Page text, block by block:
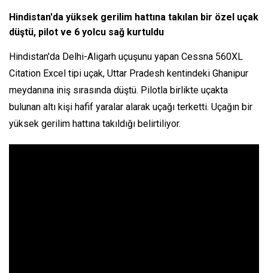
Hindistan'da yüksek gerilim hattına takılan bir özel uçak
düştü, pilot ve 6 yolcu sağ kurtuldu
Hindistan'da Delhi-Aligarh uçuşunu yapan Cessna 560XL
Citation Excel tipi uçak, Uttar Pradesh kentindeki Ghanipur
meydanına iniş sırasında düştü. Pilotla birlikte uçakta
bulunan altı kişi hafif yaralar alarak uçağı terketti. Uçağın bir
yüksek gerilim hattına takıldığı belirtiliyor.